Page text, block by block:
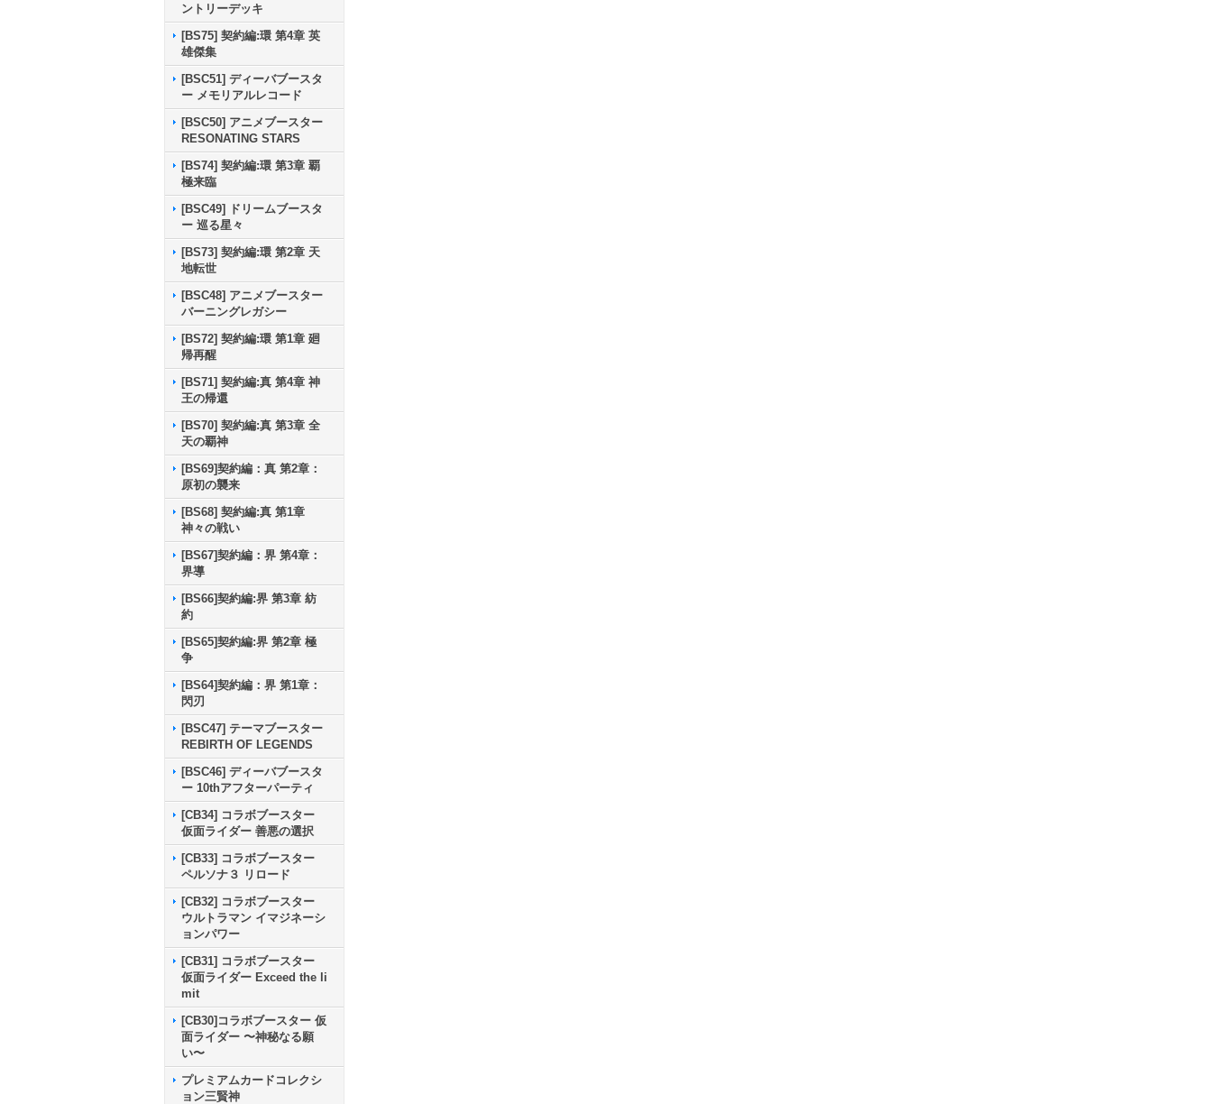
ントリーデッキ
[BS75] 契約編:環 第4章 英
雄傑集
[BSC51] ディーバブースタ
ー メモリアルレコード
[BSC50] アニメブースター
RESONATING STARS
[BS74] 契約編:環 第3章 覇
極来臨
[BSC49] ドリームブースタ
ー 巡る星々
[BS73] 契約編:環 第2章 天
地転世
[BSC48] アニメブースター
バーニングレガシー
[BS72] 契約編:環 第1章 廻
帰再醒
[BS71] 契約編:真 第4章 神
王の帰還
[BS70] 契約編:真 第3章 全
天の覇神
[BS69]契約編：真 第2章：
原初の襲来
[BS68] 契約編:真 第1章
神々の戦い
[BS67]契約編：界 第4章：
界導
[BS66]契約編:界 第3章 紡
約
[BS65]契約編:界 第2章 極
争
[BS64]契約編：界 第1章：
閃刃
[BSC47] テーマブースター
REBIRTH OF LEGENDS
[BSC46] ディーバブースタ
ー 10thアフターパーティ
[CB34] コラボブースター
仮面ライダー 善悪の選択
[CB33] コラボブースター
ペルソナ３ リロード
[CB32] コラボブースター
ウルトラマン イマジネーシ
ョンパワー
[CB31] コラボブースター
仮面ライダー Exceed the li
mit
[CB30]コラボブースター 仮
面ライダー 〜神秘なる願
い〜
プレミアムカードコレクシ
ョン三賢神